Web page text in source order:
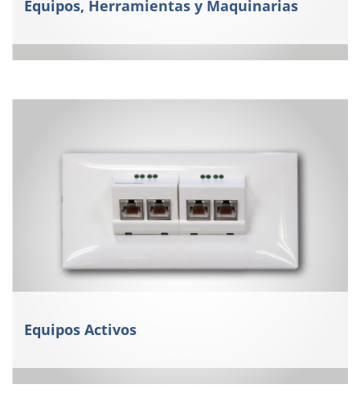
Equipos, Herramientas y Maquinarias
Equipos Activos